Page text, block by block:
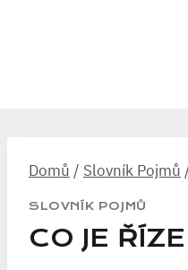
Domů / Slovník Pojmů
SLOVNÍK POJMŮ
CO JE